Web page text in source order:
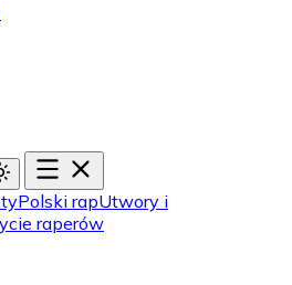
Polski rapUtwory i
raperów